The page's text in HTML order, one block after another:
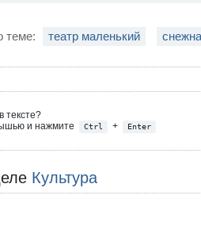
теме: театр маленький
тексте?
и нажмите
Ctrl + Enter
Культура